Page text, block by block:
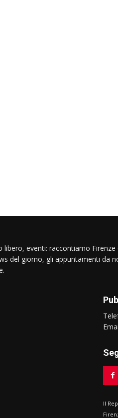
eventi: raccontiamo
del giorno, gli appuntamenti da
Il